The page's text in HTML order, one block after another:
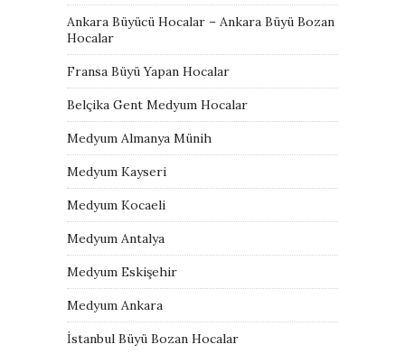
Ankara Büyücü Hocalar – Ankara Büyü Bozan
Hocalar
Fransa Büyü Yapan Hocalar
Belçika Gent Medyum Hocalar
Medyum Almanya Münih
Medyum Kayseri
Medyum Kocaeli
Medyum Antalya
Medyum Eskişehir
Medyum Ankara
İstanbul Büyü Bozan Hocalar